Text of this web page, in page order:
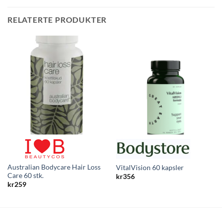
RELATERTE PRODUKTER
Australian Bodycare Hair Loss
Care 60 stk.
kr259
VitalVision 60 kapsler
kr356